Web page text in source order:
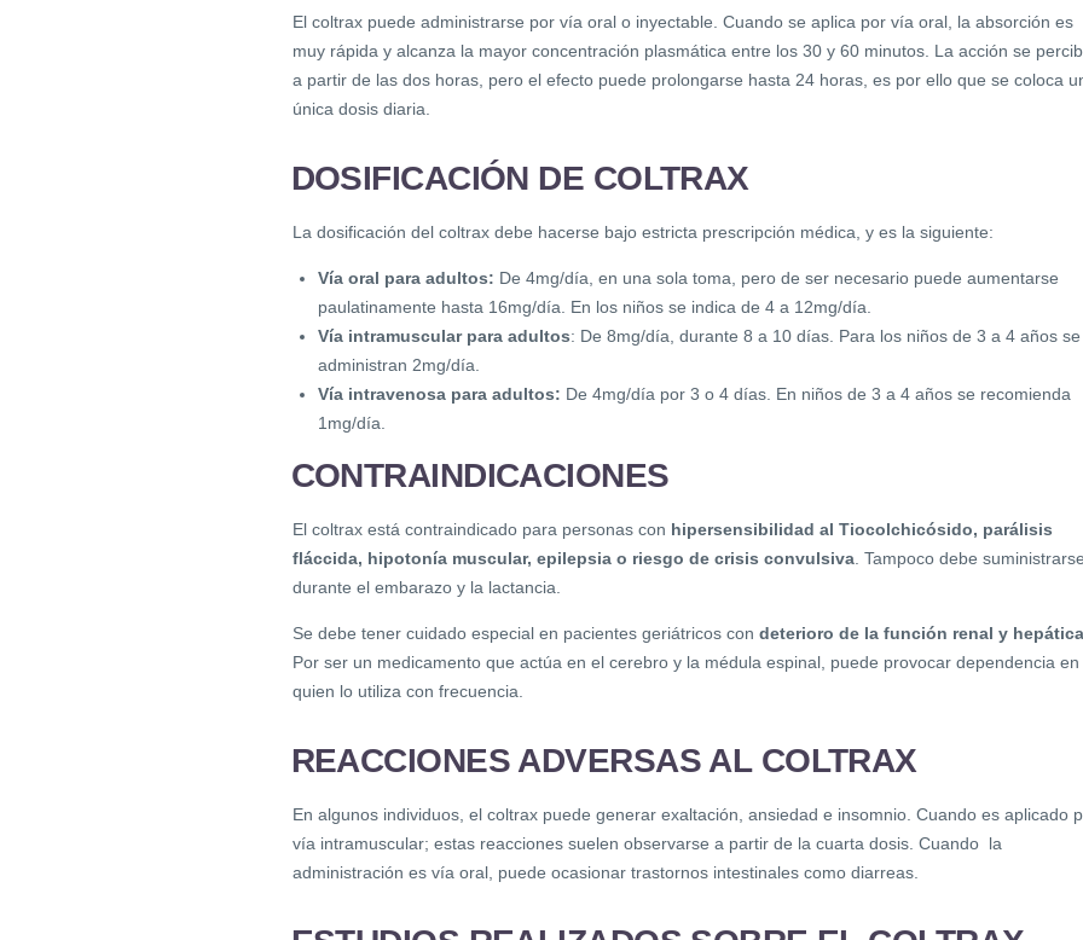
El coltrax puede administrarse por vía oral o inyectable. Cuando se aplica por vía oral, la absorción es
muy rápida y alcanza la mayor concentración plasmática entre los 30 y 60 minutos. La acción se
a partir de las dos horas, pero el efecto puede prolongarse hasta 24 horas, es por ello que se coloca
única dosis diaria.
DOSIFICACIÓN DE COLTRAX
La dosificación del coltrax debe hacerse bajo estricta prescripción médica, y es la siguiente:
Vía oral para adultos: De 4mg/día, en una sola toma, pero de ser necesario puede aumentarse
paulatinamente hasta 16mg/día. En los niños se indica de 4 a 12mg/día.
Vía intramuscular para adultos: De 8mg/día, durante 8 a 10 días. Para los niños de 3 a 4 años se
administran 2mg/día.
Vía intravenosa para adultos: De 4mg/día por 3 o 4 días. En niños de 3 a 4 años se recomienda
1mg/día.
CONTRAINDICACIONES
El coltrax está contraindicado para personas con hipersensibilidad al Tiocolchicósido, parálisis
fláccida, hipotonía muscular, epilepsia o riesgo de crisis convulsiva . Tampoco debe suministrarse
durante el embarazo y la lactancia.
Se debe tener cuidado especial en pacientes geriátricos con deterioro de la función renal y
Por ser un medicamento que actúa en el cerebro y la médula espinal, puede provocar dependencia en
quien lo utiliza con frecuencia.
REACCIONES ADVERSAS AL COLTRAX
En algunos individuos, el coltrax puede generar exaltación, ansiedad e insomnio. Cuando es aplicado
vía intramuscular; estas reacciones suelen observarse a partir de la cuarta dosis. Cuando la
administración es vía oral, puede ocasionar trastornos intestinales como diarreas.